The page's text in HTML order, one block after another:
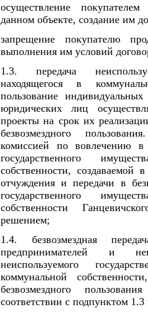
осуществление
данном объекте, создание им
запрещение покупателю
выполнения им условий
1.3. передача
находящегося в
пользование
юридических лиц
проекты на срок их
безвозмездного
комиссией по вовлечению в
государственного
собственности, создаваемой
отчуждения и передачи в
государственного
собственности
решением;
1.4. безвозмездная
предпринимателей и
неиспользуемого
коммунальной
безвозмездного
соответствии с подпунктом